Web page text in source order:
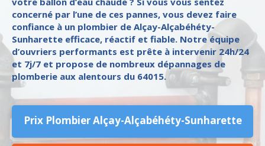
concerné par l’une de ces pannes, vous devez faire
confiance à un plombier de Alçay-Alçabéhéty-
Sunharette efficace, réactif et fiable. Notre équipe
d’ouvriers performants est prête à intervenir 24h/24
et 7j/7 et propose de nombreux dépannages de
plomberie aux alentours du 64015.
Prix Plombier Alçay-Alçabéhéty-Sunharette